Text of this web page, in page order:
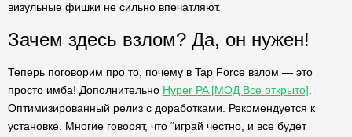
визульные фишки не сильно впечатляют.
Зачем здесь взлом? Да, он нужен!
Теперь поговорим про то, почему в Tap Force взлом — это
просто имба! Дополнительно Hyper PA [МОД Все открыто]
Оптимизированный релиз с доработками. Рекомендуется к
установке. Многие говорят, что “играй честно, и все будет